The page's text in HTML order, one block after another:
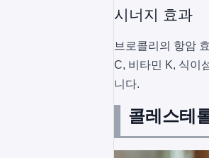
시너지 효과
브로콜리의 항암
C, 비타민 K, 식이
니다.
콜레스테